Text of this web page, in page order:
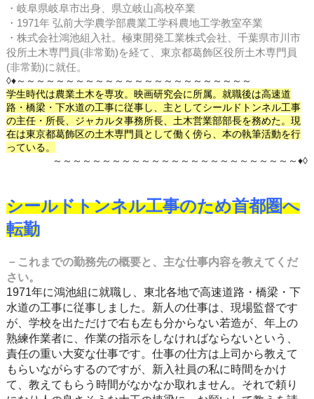
・岐阜県岐阜市出身、県立岐山高校卒業
・1971年 弘前大学農学部農業工学科農地工学教室卒業
・株式会社鴻池組入社。極東開発工業株式会社、千葉県市川市
役所土木専門員(非常勤)を経て、東京都葛飾区役所土木専門員
(非常勤)に就任。
◊♦～～～～～～～～～～～～～～～～～～～～～～～～
学生時代は農業土木を専攻。映画研究会に所属。就職後は高速道
路・橋梁・下水道の工事に従事し、主としてシールドトンネル工事
の主任・所長、ジャカルタ事務所長、土木営業部部長を務めた。現
在は東京都葛飾区の土木専門員として働く傍ら、本の執筆活動を行
っている。
～～～～～～～～～～～～～～～～～～～～～～～～～♦◊
シールドトンネル工事のため首都圏へ
転勤
－これまでの勤務先の概要と、主な仕事内容を教えてくだ
さい。
1971年に鴻池組に就職し、東北各地で高速道路・橋梁・下
水道の工事に従事しました。新人の仕事は、現場監督です
が、学校を出ただけで右も左も分からない若造が、年上の
熟練作業者に、作業の指示をしなければならないという、
責任の重い大変な仕事です。仕事の仕方は上司から教えて
もらいながらするのですが、新入社員の私に時間をかけ
て、教えてもらう時間がなかなか取れません。それで頼り